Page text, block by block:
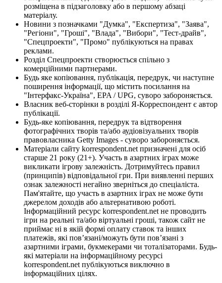
розміщена в підзаголовку або в першому абзаці
матеріалу.
Новини з позначками "Думка", "Експертиза", "Заява",
"Регіони", "Гроші", "Влада", "Вибори", "Тест-драйв",
"Спецпроекти", "Промо" публікуються на правах
реклами.
Розділ Спецпроекти створюється спільно з
комерційними партнерами.
Будь яке копіювання, публікація, передрук, чи наступне
поширення інформації, що містить посилання на
"Інтерфакс-Україна", EPA / UPG, суворо забороняється.
Власник веб-сторінки в розділі Я-Корреспондент є автор
публікації.
Будь-яке копіювання, передрук та відтворення
фотографічних творів та/або аудіовізуальних творів
правовласника Getty Images - суворо забороняється.
Матеріали сайту korrespondent.net призначені для осіб
старше 21 року (21+). Участь в азартних іграх може
викликати ігрову залежність. Дотримуйтесь правил
(принципів) відповідальної гри. При виявленні перших
ознак залежності негайно зверніться до спеціаліста.
Пам'ятайте, що участь в азартних іграх не може бути
джерелом доходів або альтернативою роботі.
Інформаційний ресурс korrespondent.net не проводить
ігри на реальні та/або віртуальні гроші, також сайт не
приймає ні в якій формі оплату ставок та інших
платежів, які пов’язані/можуть бути пов’язані з
азартними іграми, букмекерами чи тоталізаторами. Будь-
які матеріали на інформаційному ресурсі
korrespondent.net публікуються виключно в
інформаційних цілях.